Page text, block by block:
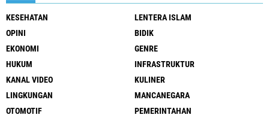
KESEHATAN
LENTERA ISLAM
OPINI
BIDIK
EKONOMI
GENRE
HUKUM
INFRASTRUKTUR
KANAL VIDEO
KULINER
LINGKUNGAN
MANCANEGARA
OTOMOTIF
PEMERINTAHAN